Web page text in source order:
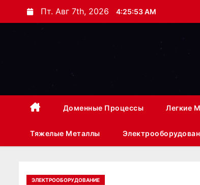
е
д
Пт. Авг 7th, 2026 4:25:54 AM
Доменные Процессы Легкие
Тяжелые Металлы
ЭЛЕКТРООБОРУДОВАНИЕ